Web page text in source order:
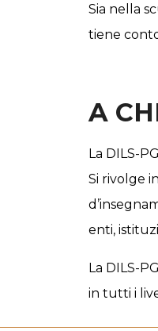
Sia nella
tiene
A
La DILS-
Si rivolge
enti,
La DILS-
in tutti i